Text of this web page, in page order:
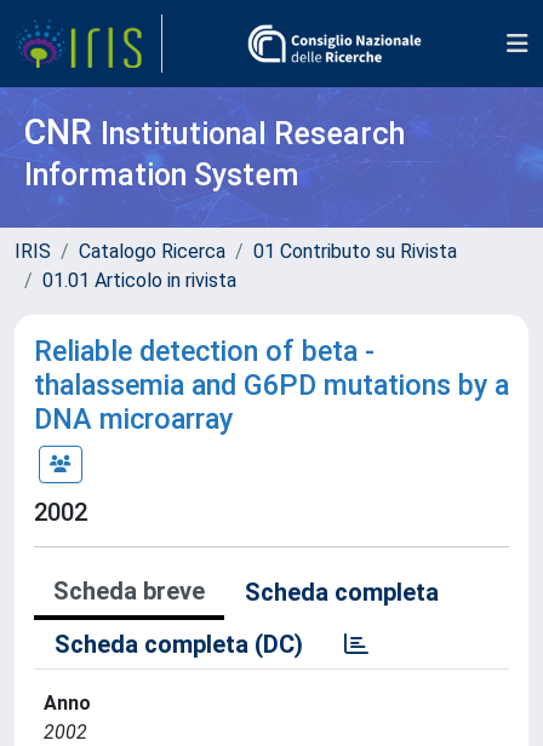
CNR Institutional Research
Information System
IRIS Catalogo Ricerca
01 Contributo su Rivista
01.01 Articolo in rivista
Reliable detection of beta -
thalassemia and G6PD mutations by a
DNA microarray
2002
Scheda breve
Scheda completa
Scheda completa (DC)
Anno
2002